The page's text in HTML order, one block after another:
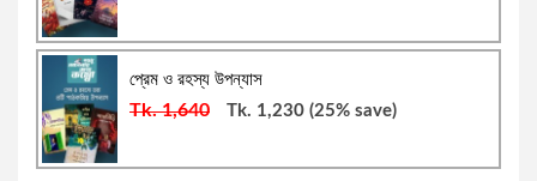
রবিন জামান খান
জন সি. ম্যাক্সওয়েল
জীবনী ও স্মৃতিচারণ: বিবিধ
রাজনৈতিক ব্যক্তিত্ব
প্রেম ও রহস্য উপন্যাস
Tk. 1,640 Tk. 1,230 (25% save)